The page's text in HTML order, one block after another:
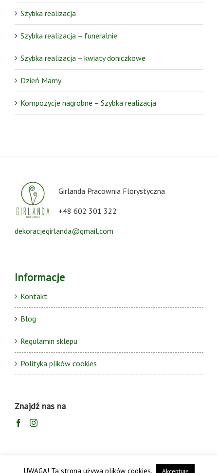
Szybka realizacja
Szybka realizacja – funeralnie
Szybka realizacja – kwiaty doniczkowe
Dzień Mamy
Kompozycje nagrobne – Szybka realizacja
Girlanda Pracownia Florystyczna
+48 602 301 322
dekoracjegirlanda@gmail.com
Informacje
Kontakt
Blog
Regulamin sklepu
Polityka plików cookies
Znajdź nas na
UWAGA! Ta strona używa plików cookies. Akceptuję